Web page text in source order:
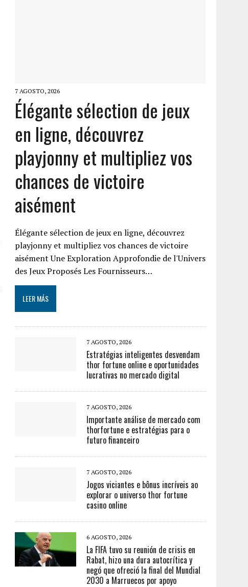
7 AGOSTO, 2026
Élégante sélection de jeux
en ligne, découvrez
playjonny et multipliez vos
chances de victoire
aisément
Élégante sélection de jeux en ligne, découvrez
playjonny et multipliez vos chances de victoire
aisément Une Exploration Approfondie de l'Univers
des Jeux Proposés Les Fournisseurs…
LEER MÁS
7 AGOSTO, 2026
Estratégias inteligentes desvendam
thor fortune online e oportunidades
lucrativas no mercado digital
7 AGOSTO, 2026
Importante análise de mercado com
thorfortune e estratégias para o
futuro financeiro
7 AGOSTO, 2026
Jogos viciantes e bônus incríveis ao
explorar o universo thor fortune
casino online
6 AGOSTO, 2026
La FIFA tuvo su reunión de crisis en
Rabat, hizo una dura autocrítica y
negó que ofreció la final del Mundial
2030 a Marruecos por apoyo